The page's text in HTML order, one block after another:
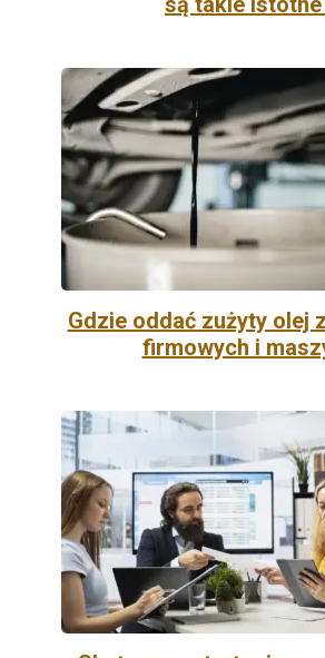
Gdzie oddać zużyty olej
firmowych i